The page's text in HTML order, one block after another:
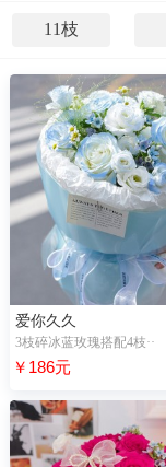
11枝
爱你久久
3枝碎冰蓝玫瑰搭配4枝··
￥186元